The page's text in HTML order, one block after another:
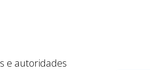
e autoridades